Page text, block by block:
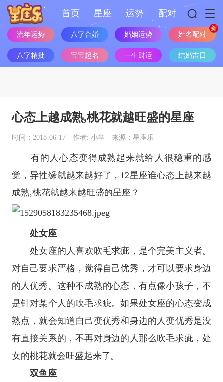
首页 星座 运势 配对
流年运势 八字合婚 婚姻运势 姓名配对
八字精批 宝宝起名 一生财运 结婚吉日
心态上越成熟,桃花就越旺盛的星座
时间：2018-06-17 作者: 小辛 来源：星座乐
有的人心态变得成熟起来就给人很稳重的感
觉，异性缘就越来越好了， 12星座谁心态上越来越
成熟,桃花就越来越旺盛的星座 ？
处女座
处女座的人喜欢吹毛求疵，是个完美主义者。
对自己要求严格，觉得自己优秀，才可以要求身边
的人优秀。这种不成熟的心态，有点像小孩子，不
是针对某个人的吹毛求疵。如果处女座的心态变成
熟点，就会知道自己变优秀和身边的人变优秀是没
有直接关系的，不再对身边的人那么吹毛求疵，处
女的桃花就会旺盛起来了。
双鱼座